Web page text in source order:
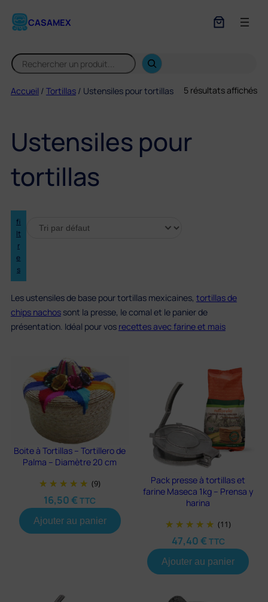
CASAMEX
S
e
rAccueil / Tortillas/ Ustensiles pour tortillas 5 résultats affichés
Ustensiles pour
tortillas
fi
lt
r
e
s
Les ustensiles de base pour tortillas mexicaines, tortillas de
chips nachossont la presse, le comal et le panier de
présentation. Idéal pour vos recettes avec farine et mais
Boite à Tortillas – Tortillero de
Palma – Diamètre 20 cm
(9)
16,50€ TTC
Ajouter au panier
Pack presse à tortillas et
farine Maseca 1kg – Prensa y
harina
(11)
47,40€ TTC
Ajouter au panier